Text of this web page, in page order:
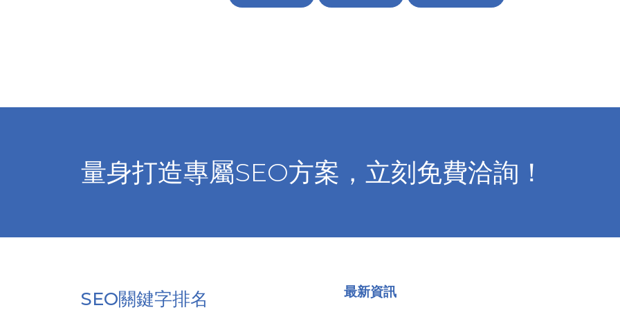
量身打造專屬SEO方案，立刻免費洽詢！
SEO關鍵字排名 最新資訊